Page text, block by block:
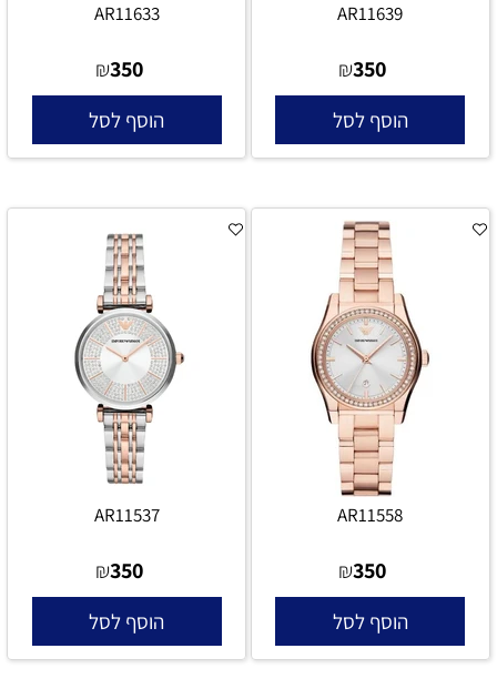
AR11639
₪350
הוסף לסל
AR11633
₪350
הוסף לסל
AR11558
₪350
הוסף לסל
AR11537
₪350
הוסף לסל